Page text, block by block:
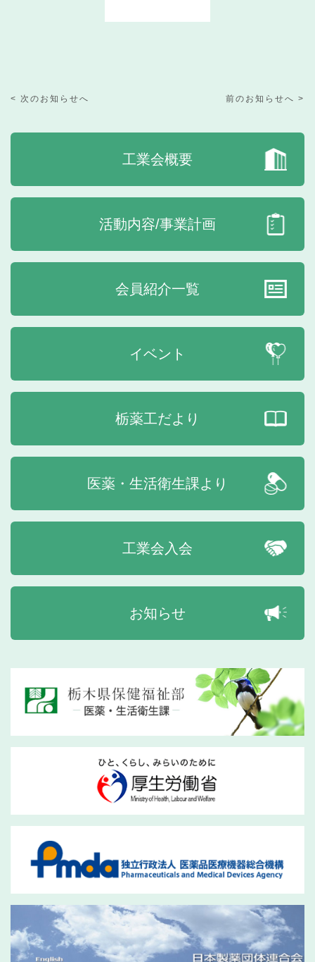
< 次のお知らせへ 前のお知らせへ >
工業会概要
活動内容/事業計画
会員紹介一覧
イベント
栃薬工だより
医薬・生活衛生課より
工業会入会
お知らせ